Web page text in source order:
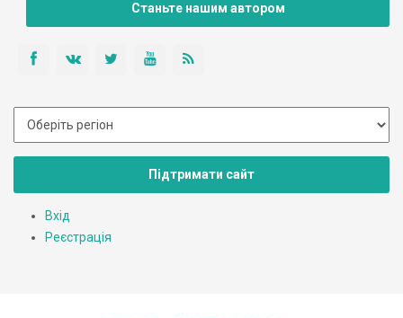
Станьте нашим автором
Підтримати сайт
Вхід
Реєстрація